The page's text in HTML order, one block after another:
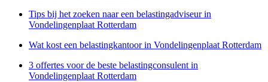
Tips bij het zoeken naar een belastingadviseur in
Vondelingenplaat Rotterdam
Wat kost een belastingkantoor in Vondelingenplaat Rotterdam
3 offertes voor de beste belastingconsulent in
Vondelingenplaat Rotterdam